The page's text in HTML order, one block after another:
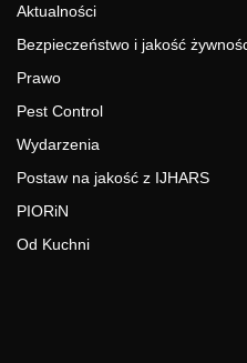
Aktualności
Bezpieczeństwo i jakość
Prawo
Pest Control
Wydarzenia
Postaw na jakość z IJHARS
PIORiN
Od Kuchni